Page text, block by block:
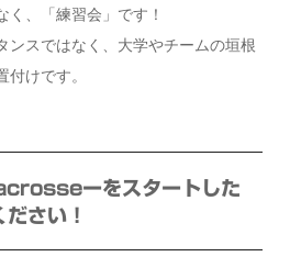
く、「練習会」です！
ンスではなく、大学やチームの垣根
けです。
ーをスタートした
さい！